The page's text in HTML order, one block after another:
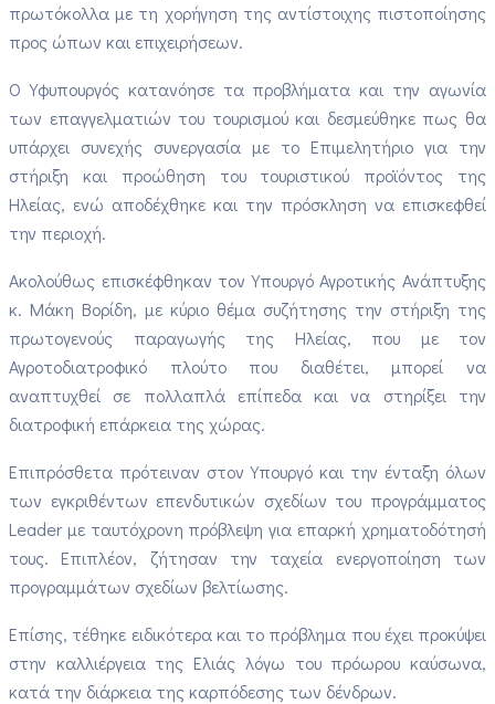
πρωτόκολλα με τη χορήγηση της αντίστοιχης πιστοποίησης
προς ώπων και επιχειρήσεων.
O Υφυπουργός κατανόησε τα προβλήματα και την αγωνία
των επαγγελματιών του τουρισμού και δεσμεύθηκε πως θα
υπάρχει συνεχής συνεργασία με το Επιμελητήριο για την
στήριξη και προώθηση του τουριστικού προϊόντος της
Ηλείας, ενώ αποδέχθηκε και την πρόσκληση να επισκεφθεί
την περιοχή.
Ακολούθως επισκέφθηκαν τον Υπουργό Αγροτικής Ανάπτυξης
κ. Μάκη Βορίδη, με κύριο θέμα συζήτησης την στήριξη της
πρωτογενούς παραγωγής της Ηλείας, που με τον
Αγροτοδιατροφικό πλούτο που διαθέτει, μπορεί να
αναπτυχθεί σε πολλαπλά επίπεδα και να στηρίξει την
διατροφική επάρκεια της χώρας.
Επιπρόσθετα πρότειναν στον Υπουργό και την ένταξη όλων
των εγκριθέντων επενδυτικών σχεδίων του προγράμματος
Leader με ταυτόχρονη πρόβλεψη για επαρκή χρηματοδότησή
τους. Επιπλέον, ζήτησαν την ταχεία ενεργοποίηση των
προγραμμάτων σχεδίων βελτίωσης.
Επίσης, τέθηκε ειδικότερα και το πρόβλημα που έχει προκύψει
στην καλλιέργεια της Ελιάς λόγω του πρόωρου καύσωνα,
κατά την διάρκεια της καρπόδεσης των δένδρων.